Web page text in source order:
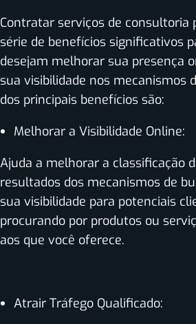
Contratar serviços de consultoria
série de benefícios significativos
desejam melhorar sua presença
sua visibilidade nos mecanismos
dos principais benefícios são:
Melhorar a Visibilidade Online:
Ajuda a melhorar a classificação
resultados dos mecanismos de
sua visibilidade para potenciais
procurando por produtos ou
aos que você oferece.
Atrair Tráfego Qualificado: